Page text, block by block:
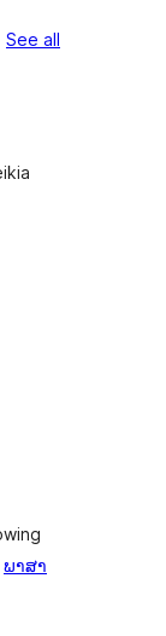
See all
ພາສາ